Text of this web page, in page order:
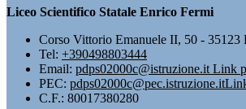
Liceo Scientifico Statale Enrico Fermi
Corso Vittorio Emanuele II, 50 - 35123
Tel: +390498803444
Email: pdps02000c@istruzione.it Link
PEC: pdps02000c@pec.istruzione.it
C.F.: 80017380280